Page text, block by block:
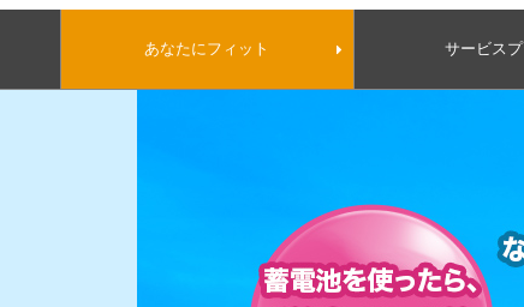
あなたにフィット サービス